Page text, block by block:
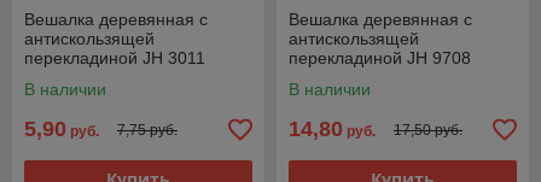
Вешалка деревянная с
антискользящей
перекладиной JH 3011
В наличии
5,90 руб. 7,75 руб.
Вешалка деревянная с
антискользящей
перекладиной JH 9708
В наличии
14,80 руб. 17,50 руб.